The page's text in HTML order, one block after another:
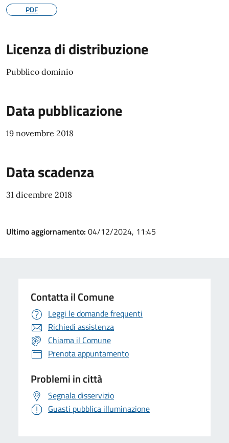
PDF
Licenza di distribuzione
Pubblico dominio
Data pubblicazione
19 novembre 2018
Data scadenza
31 dicembre 2018
Ultimo aggiornamento: 04/12/2024, 11:45
Contatta il Comune
Leggi le domande frequenti
Richiedi assistenza
Chiama il Comune
Prenota appuntamento
Problemi in città
Segnala disservizio
Guasti pubblica illuminazione